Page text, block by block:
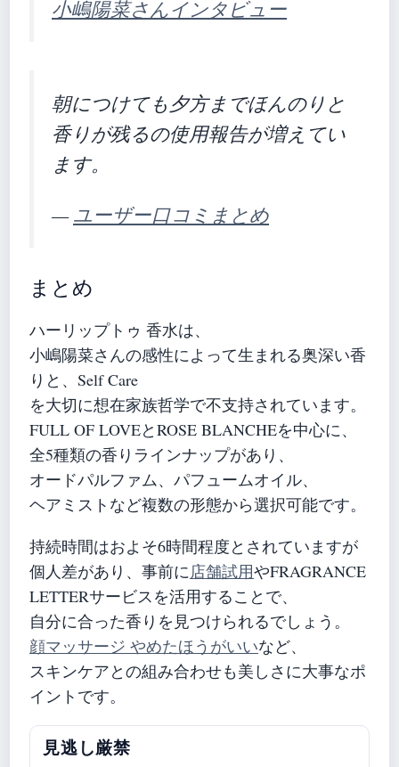
小嶋陽菜さんインタビュー
朝につけても夕方までほんのりと
香りが残るの使用報告が増えてい
ます。
—ユーザー口コミまとめ
まとめ
ハーリップトゥ 香水は、
小嶋陽菜さんの感性によって生まれる奥深い香
りと、Self Care
を大切に想在家族哲学で不支持されています。
FULL OF LOVEとROSE BLANCHEを中心に、
全5種類の香りラインナップがあり、
オードパルファム、パフュームオイル、
ヘアミストなど複数の形態から選択可能です。
持続時間はおよそ6時間程度とされていますが
個人差があり、事前に店舗試用やFRAGRANCE
LETTERサービスを活用することで、
自分に合った香りを見つけられるでしょう。
顔マッサージ やめたほうがいいなど、
スキンケアとの組み合わせも美しさに大事なポ
イントです。
見逃し厳禁